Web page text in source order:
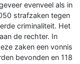
evenveel als in
strafzaken tegen
criminaliteit. Het
de rechter. In
zaken een vonnis
bevonden en 118